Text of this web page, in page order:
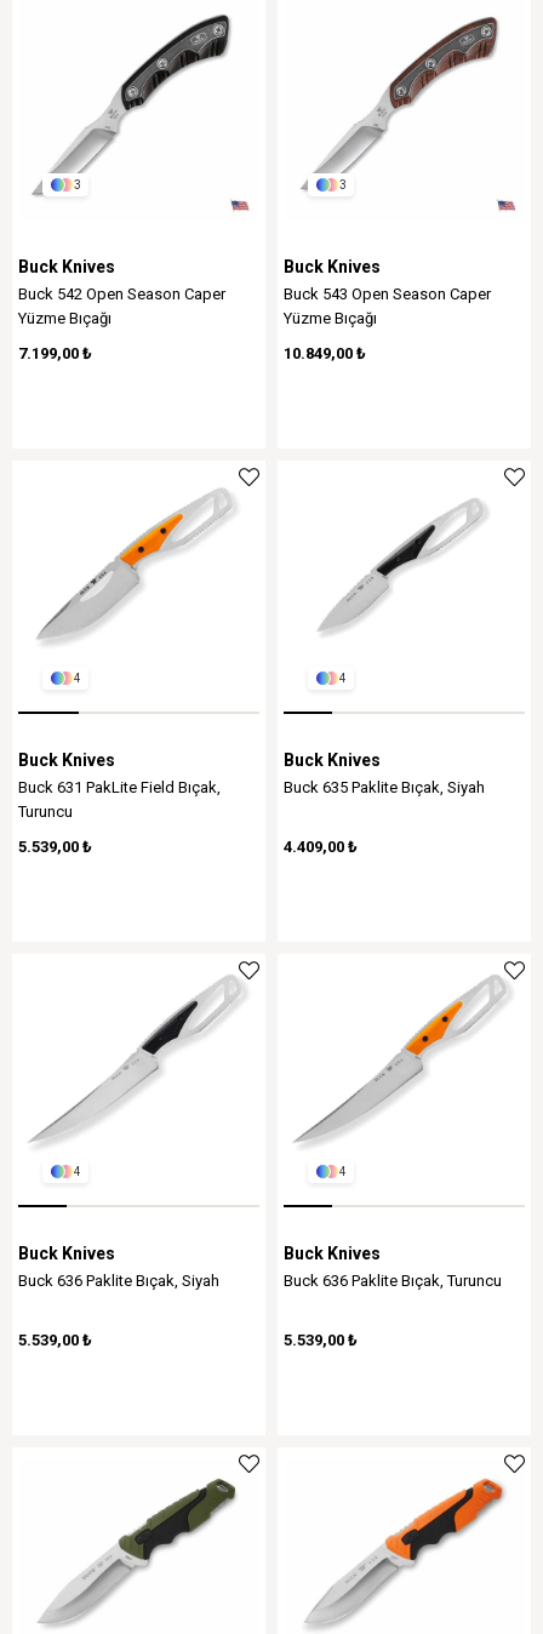
3
Buck Knives
Buck 542 Open Season Caper
Yüzme Bıçağı
7.199,00 ₺
3
Buck Knives
Buck 543 Open Season Caper
Yüzme Bıçağı
10.849,00 ₺
4
Buck Knives
Buck 631 PakLite Field Bıçak,
Turuncu
5.539,00 ₺
4
Buck Knives
Buck 635 Paklite Bıçak, Siyah
4.409,00 ₺
4
Buck Knives
Buck 636 Paklite Bıçak, Siyah
5.539,00 ₺
4
Buck Knives
Buck 636 Paklite Bıçak, Turuncu
5.539,00 ₺